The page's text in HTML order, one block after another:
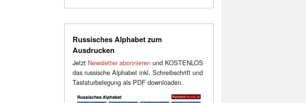
Russisches Alphabet zum
Ausdrucken
Jetzt Newsletter abonnierenund KOSTENLOS
das russische Alphabet inkl. Schreibschrift und
Tastaturbelegung als PDF downloaden.